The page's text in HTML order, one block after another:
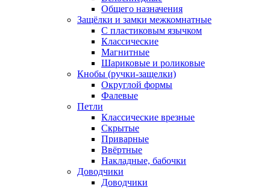
Общего назначения
Защёлки и замки межкомнатные
С пластиковым язычком
Классические
Магнитные
Шариковые и роликовые
Кнобы (ручки-защелки)
Округлой формы
Фалевые
Петли
Классические врезные
Скрытые
Приварные
Ввёртные
Накладные, бабочки
Доводчики
Доводчики